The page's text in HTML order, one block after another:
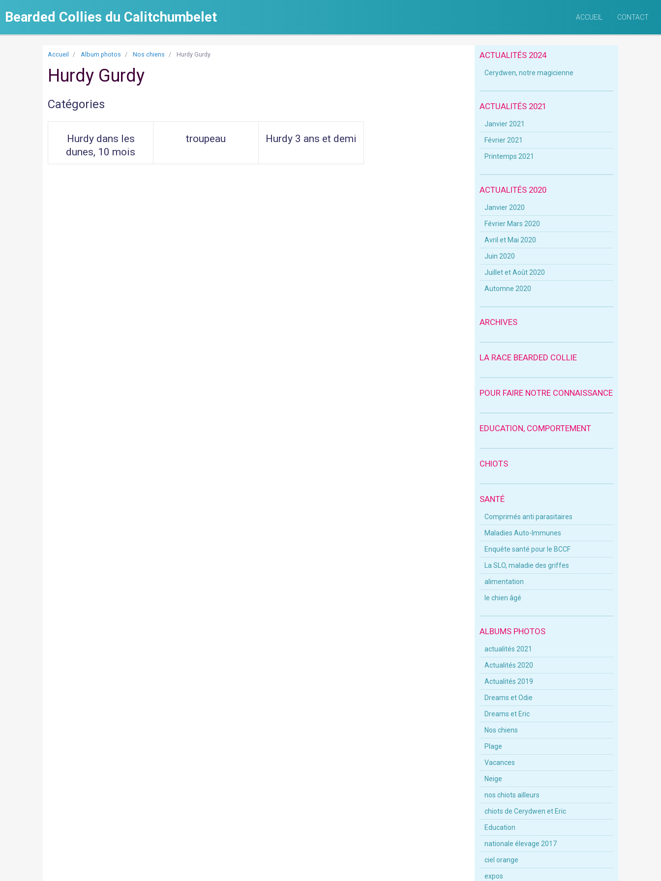
Bearded Collies du Calitchumbelet ACCUEIL CONTACT
Accueil Album photos Nos chiens Hurdy Gurdy
Hurdy Gurdy
Catégories
Hurdy dans les
dunes, 10 mois
troupeau Hurdy 3 ans et demi
ACTUALITÉS 2024
Cerydwen, notre magicienne
ACTUALITÉS 2021
Janvier 2021
Février 2021
Printemps 2021
ACTUALITÉS 2020
Janvier 2020
Février Mars 2020
Avril et Mai 2020
Juin 2020
Juillet et Août 2020
Automne 2020
ARCHIVES
LA RACE BEARDED COLLIE
POUR FAIRE NOTRE CONNAISSANCE
EDUCATION, COMPORTEMENT
CHIOTS
SANTÉ
Comprimés anti parasitaires
Maladies Auto-Immunes
Enquête santé pour le BCCF
La SLO, maladie des griffes
alimentation
le chien âgé
ALBUMS PHOTOS
actualités 2021
Actualités 2020
Actualités 2019
Dreams et Odie
Dreams et Eric
Nos chiens
Plage
Vacances
Neige
nos chiots ailleurs
chiots de Cerydwen et Eric
Education
nationale élevage 2017
ciel orange
expos